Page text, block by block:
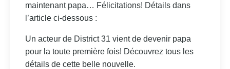
maintenant papa… Félicitations! Détails dans
l’article ci-dessous :
Un acteur de District 31 vient de devenir papa
pour la toute première fois! Découvrez tous les
détails de cette belle nouvelle.